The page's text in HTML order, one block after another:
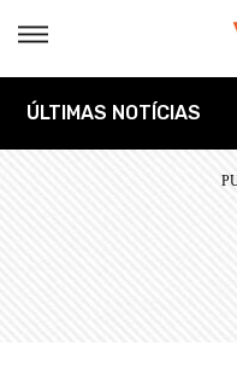
ÚLTIMAS NOTÍCIAS